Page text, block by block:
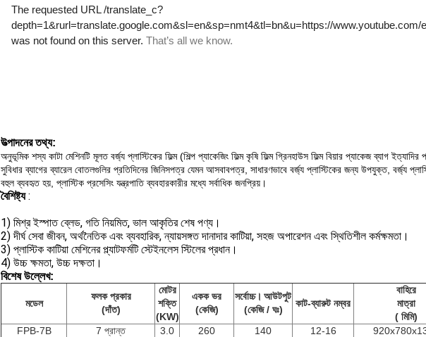
উত্পাদনের তথ্য:
অনুভূমিক শস্য কাটা মেশিনটি মূলত বর্জ্য প্লাস্টিকের ফিল্ম (শিল্প প্যাকেজিং ফিল্ম কৃষি ফিল্ম গ্রিনহাউস ফিল্ম বিয়ার প্যাকেজ ব্যাগ
সুবিধার ব্যাগের ব্যারেল বোতলগুলির প্রতিদিনের জিনিসপত্র যেমন আসবাবপত্র, সাধারণভাবে বর্জ্য প্লাস্টিকের জন্য উপযুক্ত, বর্জ্য
বহুল ব্যবহৃত হয়, প্লাস্টিক প্রসেসিং যন্ত্রপাতি ব্যবহারকারীর মধ্যে সর্বাধিক জনপ্রিয়।
বৈশিষ্ট্য:
1) মিশ্র ইস্পাত ব্লেড, গতি নিয়মিত, ভাল আকৃতির শেষ পণ্য।
2) দীর্ঘ সেবা জীবন, অর্থনৈতিক এবং ব্যবহারিক, ন্যায়সঙ্গত দানাদার কাটিয়া, সহজ অপারেশন এবং স্থিতিশীল কর্মক্ষমতা।
3) প্লাস্টিক কাটিয়া মেশিনের প্ল্যাটফর্মটি স্টেইনলেস স্টিলের প্রধান।
4) উচ্চ ক্ষমতা, উচ্চ দক্ষতা।
বিশেষ উল্লেখ:
মডেল
ফলক প্রকার
(দাঁত)
মোটর
শক্তি
(KW)
একক ভর
(কেজি)
সর্বোচ্চ। আউটপুট
(কেজি / ঘঃ)
কাট-ব্যারুট নম্বর
বাহিরে
মাত্রা
( মিমি)
FPB-7B
7 প্রান্ত 3.0 260 140 12-16